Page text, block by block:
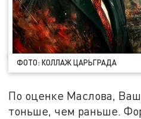
ФОТО: КОЛЛАЖ ЦАРЬГРАДА
По оценке Маслова,
тоньше, чем раньше.